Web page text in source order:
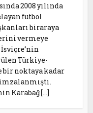
2008 yılında
futbol
biraraya
vermeye
İsviçre’nin
Türkiye-
noktaya kadar
Karabağ […]